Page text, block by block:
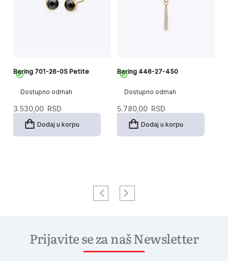
Dostupno odmah
Bering 701-26-05 Petite
3.530,00 RSD
Dodaj u korpu
Dostupno odmah
Bering 446-27-450
5.780,00 RSD
Dodaj u korpu
Prijavite se za naš Newsletter